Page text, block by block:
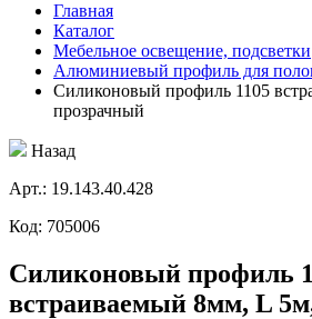
Главная
Каталог
Мебельное освещение, подсветки
Алюминиевый профиль для
Силиконовый профиль 1105
прозрачный
Назад
Aрт.: 19.143.40.428
Код: 705006
Силиконовый профиль
встраиваемый 8мм, L